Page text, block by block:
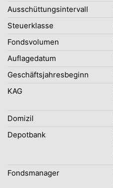
Ausschüttungsintervall
Steuerklasse
Fondsvolumen
Auflagedatum
Geschäftsjahresbeginn
KAG
Domizil
Depotbank
Fondsmanager